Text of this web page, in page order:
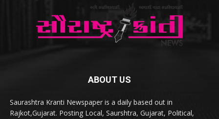
ABOUT US
Saurashtra Kranti Newspaper is a daily based out in
Rajkot,Gujarat. Posting Local, Saurshtra, Gujarat, Political,